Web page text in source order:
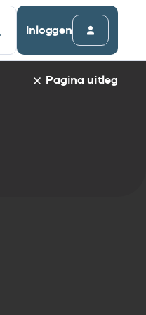
Inloggen
Pagina uitleg
staat de naam van
naar een bepaalde